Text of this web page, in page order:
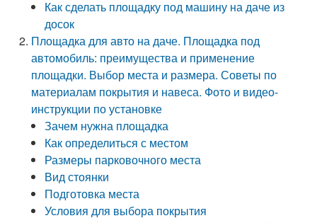
Как сделать площадку под машину на даче из
досок
Площадка для авто на даче. Площадка под
автомобиль: преимущества и применение
площадки. Выбор места и размера. Советы по
материалам покрытия и навеса. Фото и видео-
инструкции по установке
Зачем нужна площадка
Как определиться с местом
Размеры парковочного места
Вид стоянки
Подготовка места
Условия для выбора покрытия